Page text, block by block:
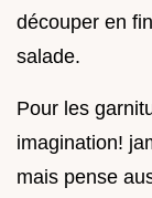
découper en
salade.
Pour les
imagination!
mais pense